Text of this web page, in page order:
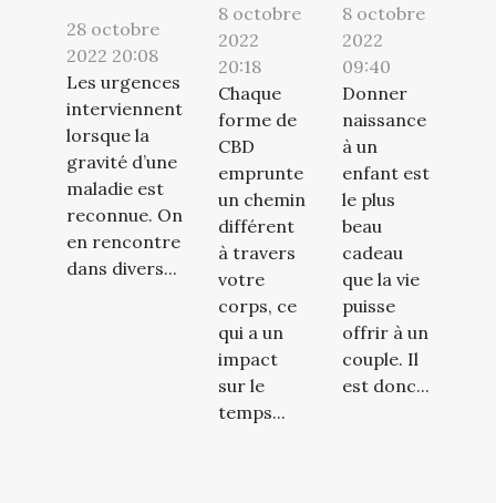
28 octobre
2022 20:08
Les urgences
interviennent
lorsque la
gravité d’une
maladie est
reconnue. On
en rencontre
dans divers...
8 octobre
2022
20:18
Chaque
forme de
CBD
emprunte
un chemin
différent
à travers
votre
corps, ce
qui a un
impact
sur le
temps...
8 octobre
2022
09:40
Donner
naissance
à un
enfant est
le plus
beau
cadeau
que la vie
puisse
offrir à un
couple. Il
est donc...